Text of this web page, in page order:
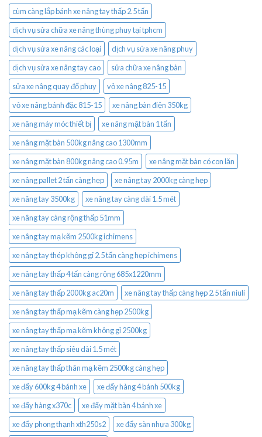
cùm càng lắp bánh xe nâng tay thấp 2.5 tấn
dịch vụ sửa chữa xe nâng thùng phuy tại tphcm
dịch vụ sửa xe nâng các loại
dịch vụ sửa xe nâng phuy
dịch vụ sửa xe nâng tay cao
sửa chữa xe nâng bàn
sửa xe nâng quay đổ phuy
vỏ xe nâng 825-15
vỏ xe nâng bánh đặc 815-15
xe nâng bàn điện 350kg
xe nâng máy móc thiết bị
xe nâng mặt bàn 1 tấn
xe nâng mặt bàn 500kg nâng cao 1300mm
xe nâng mặt bàn 800kg nâng cao 0.95m
xe nâng mặt bàn có con lăn
xe nâng pallet 2 tấn càng hẹp
xe nâng tay 2000kg càng hẹp
xe nâng tay 3500kg
xe nâng tay càng dài 1.5 mét
xe nâng tay càng rộng thấp 51mm
xe nâng tay mạ kẽm 2500kg ichimens
xe nâng tay thép không gỉ 2.5 tấn càng hẹp ichimens
xe nâng tay thấp 4 tấn càng rộng 685x1220mm
xe nâng tay thấp 2000kg ac20m
xe nâng tay thấp càng hẹp 2.5 tấn niuli
xe nâng tay thấp mạ kẽm càng hẹp 2500kg
xe nâng tay thấp mạ kẽm không gỉ 2500kg
xe nâng tay thấp siêu dài 1.5 mét
xe nâng tay thấp thân mạ kẽm 2500kg càng hẹp
xe đẩy 600kg 4 bánh xe
xe đẩy hàng 4 bánh 500kg
xe đẩy hàng x370c
xe đẩy mặt bàn 4 bánh xe
xe đẩy phong thạnh xth250s2
xe đẩy sàn nhựa 300kg